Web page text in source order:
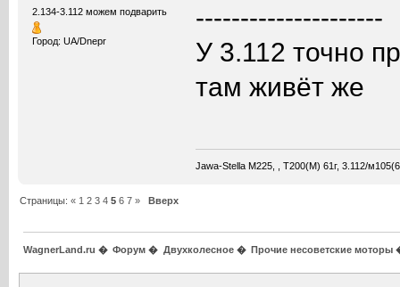
2.134-3.112 можем подварить
Город: UA/Dnepr
---------------------
У 3.112 точно
там живёт же
Jawa-Stella М225, , Т200(М) 61г, 3.112/
Страницы:« 1 2 3 4 5 6 7 » Вверх
WagnerLand.ru � Форум � Двухколесное� Прочие несоветские моторы